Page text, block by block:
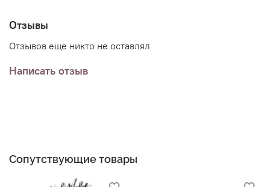
Отзывы
Отзывов еще никто не оставлял
Написать отзыв
Сопутствующие товары